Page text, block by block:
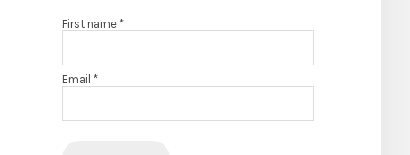
First name *
Email *